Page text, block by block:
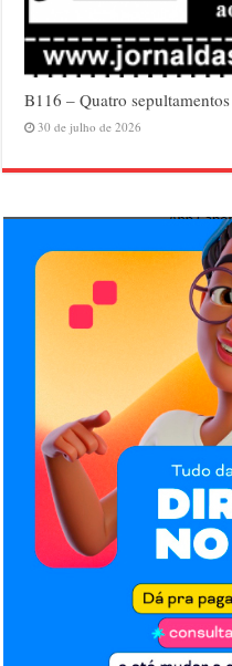
B116 – Quatro
30 de julho de 2026